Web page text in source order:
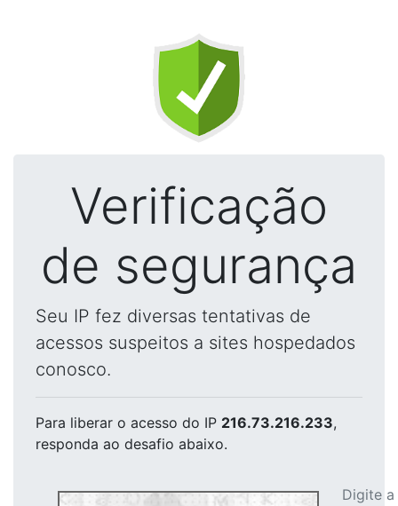
Verificação
de segurança
Seu IP fez diversas tentativas de
acessos suspeitos a sites hospedados
conosco.
Para liberar o acesso do IP 216.73.216.233,
responda ao desafio abaixo.
Digite